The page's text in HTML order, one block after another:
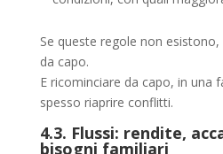
Se queste regole non
da capo.
E ricominciare da capo, in una
spesso riaprire conflitti.
4.3. Flussi: rendite,
bisogni familiari